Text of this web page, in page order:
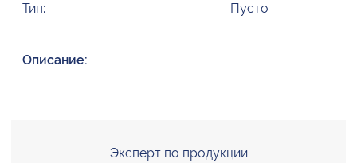
Тип: Пусто
Описание:
Эксперт по продукции